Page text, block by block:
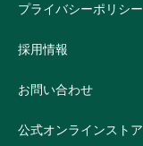
プライバシーポリシー
採用情報
お問い合わせ
公式オンラインストア